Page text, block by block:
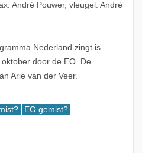
André Pouwer, vleugel. André
Nederland zingt is
door de EO. De
Arie van der Veer.
EO gemist?